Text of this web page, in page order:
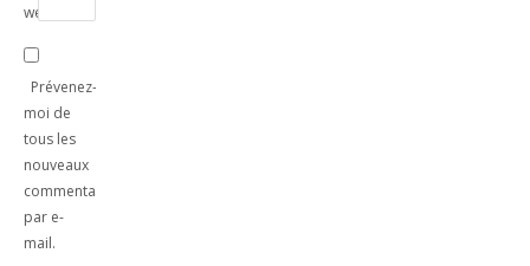
web
Prévenez-
moi de
tous les
nouveaux
commentaires
par e-
mail.